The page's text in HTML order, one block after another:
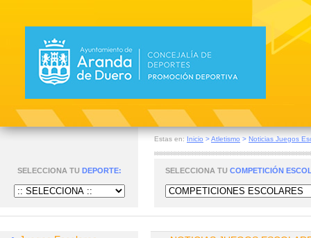
Estas en: Inicio >Atletismo > Noticias Juegos
SELECCIONA TU DEPORTE: SELECCIONA TU COMPETICIÓN